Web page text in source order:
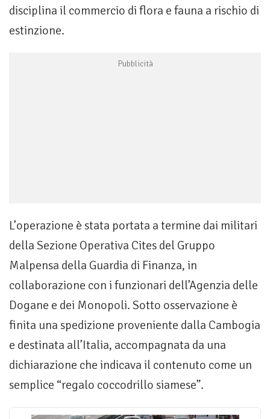
disciplina il commercio di flora e fauna a rischio di
estinzione.
L’operazione è stata portata a termine dai militari
della Sezione Operativa Cites del Gruppo
Malpensa della Guardia di Finanza, in
collaborazione con i funzionari dell’Agenzia delle
Dogane e dei Monopoli. Sotto osservazione è
finita una spedizione proveniente dalla Cambogia
e destinata all’Italia, accompagnata da una
dichiarazione che indicava il contenuto come un
semplice “regalo coccodrillo siamese”.